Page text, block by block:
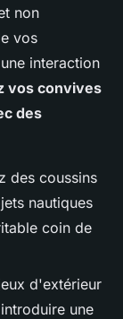
non
vos
interaction
vos convives
des
des coussins
nautiques
coin de
d'extérieur
une